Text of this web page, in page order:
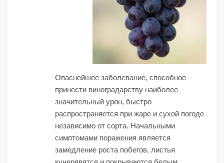
Опаснейшее заболевание, способное
принести виноградарству наиболее
значительный урон, быстро
распространяется при жаре и сухой погоде
независимо от сорта. Начальными
симптомами поражения является
замедление роста побегов, листья